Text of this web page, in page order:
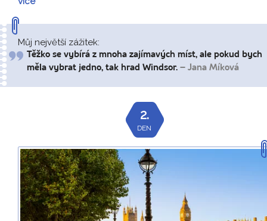
Můj největší zážitek:
Těžko se vybírá z mnoha zajímavých míst, ale pokud bych
měla vybrat jedno, tak hrad Windsor. – Jana Míková
2.
DEN